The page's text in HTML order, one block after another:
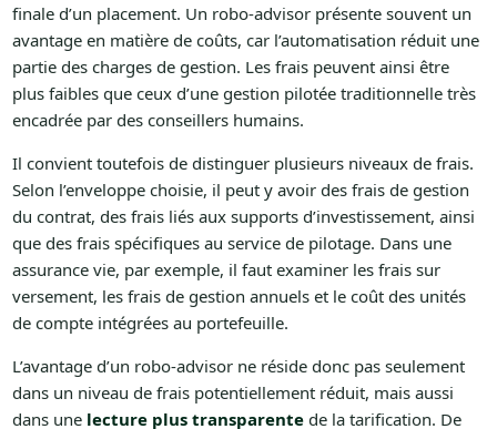
finale d’un placement. Un robo-advisor présente souvent un
avantage en matière de coûts, car l’automatisation réduit une
partie des charges de gestion. Les frais peuvent ainsi être
plus faibles que ceux d’une gestion pilotée traditionnelle très
encadrée par des conseillers humains.
Il convient toutefois de distinguer plusieurs niveaux de frais.
Selon l’enveloppe choisie, il peut y avoir des frais de gestion
du contrat, des frais liés aux supports d’investissement, ainsi
que des frais spécifiques au service de pilotage. Dans une
assurance vie, par exemple, il faut examiner les frais sur
versement, les frais de gestion annuels et le coût des unités
de compte intégrées au portefeuille.
L’avantage d’un robo-advisor ne réside donc pas seulement
dans un niveau de frais potentiellement réduit, mais aussi
dans une lecture plus transparentede la tarification. De